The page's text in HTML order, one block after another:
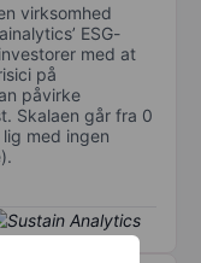
virksomhed
ESG-
med at
på
påvirke
Skalaen går fra 0
med ingen